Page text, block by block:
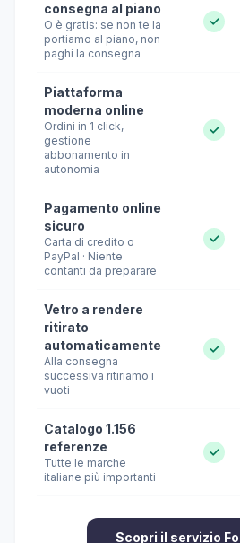
consegna al piano
O è gratis: se non te la
portiamo al piano, non
paghi la consegna
✓
Piattaforma
moderna online
Ordini in 1 click,
gestione
abbonamento in
autonomia
✓
Pagamento online
sicuro
Carta di credito o
PayPal · Niente
contanti da preparare
✓
Vetro a rendere
ritirato
automaticamente
Alla consegna
successiva ritiriamo i
vuoti
✓
Catalogo 1.156
referenze
Tutte le marche
italiane più importanti
✓
Scopri il servizio